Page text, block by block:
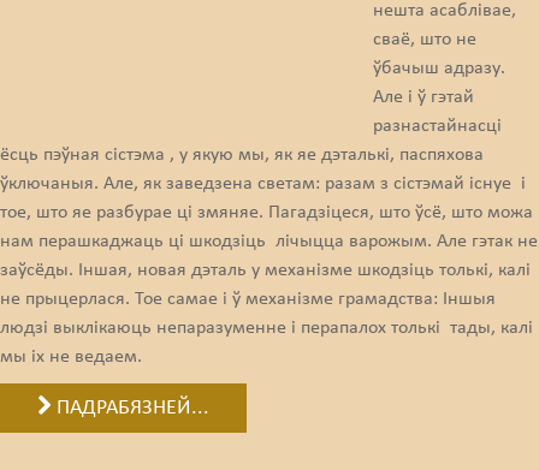
нешта асаблівае,
сваё, што не
ўбачыш адразу.
Але і ў гэтай
разнастайнасці
ёсць пэўная сістэма , у якую мы, як яе дэталькі, паспяхова
ўключаныя. Але, як заведзена светам: разам з сістэмай існуе і
тое, што яе разбурае ці змяняе. Пагадзіцеся, што ўсё, што можа
нам перашкаджаць ці шкодзіць лічыцца варожым. Але гэтак не
заўсёды. Іншая, новая дэталь у механізме шкодзіць толькі, калі
не прыцерлася. Тое самае і ў механізме грамадства: Іншыя
людзі выклікаюць непаразуменне і перапалох толькі тады, калі
мы іх не ведаем.
ПАДРАБЯЗНЕЙ...